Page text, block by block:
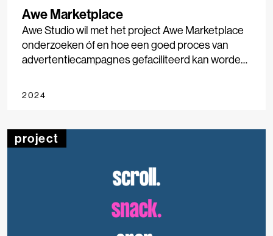
Awe Marketplace
Awe Studio wil met het project Awe Marketplace
onderzoeken óf en hoe een goed proces van
advertentiecampagnes gefaciliteerd kan worden
2024
project